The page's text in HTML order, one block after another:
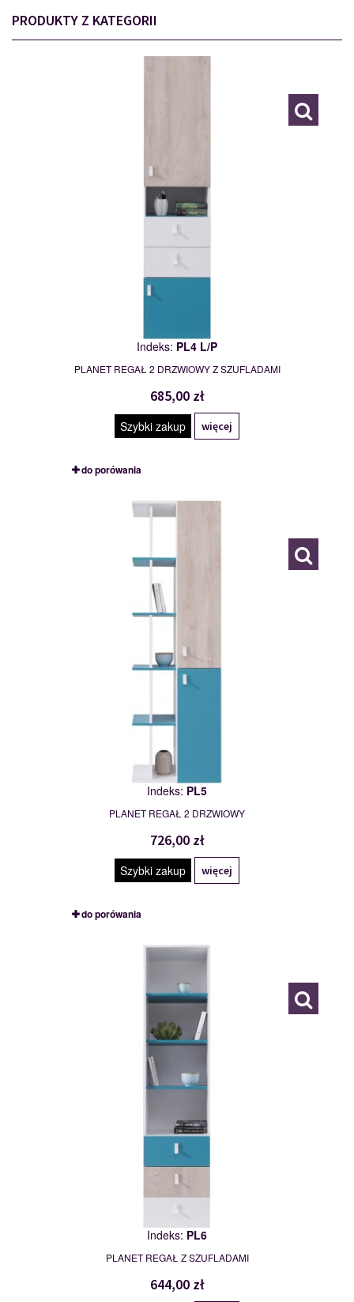
PRODUKTY Z KATEGORII
Indeks: PL4 L/P
PLANET REGAŁ 2 DRZWIOWY Z SZUFLADAMI
685,00 zł
Szybki zakup więcej
do porówania
116841
Indeks: PL5
PLANET REGAŁ 2 DRZWIOWY
726,00 zł
Szybki zakup więcej
do porówania
Indeks: PL6
PLANET REGAŁ Z SZUFLADAMI
644,00 zł